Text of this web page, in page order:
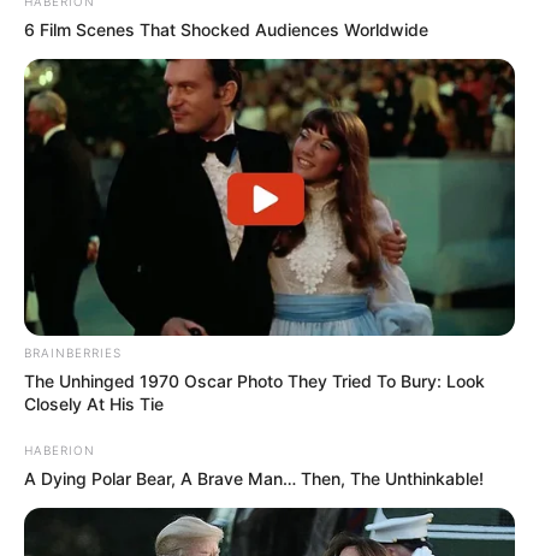
6 Film Scenes That Shocked Audiences Worldwide
BRAINBERRIES
The Unhinged 1970 Oscar Photo They Tried To Bury: Look
Closely At His Tie
HABERION
A Dying Polar Bear, A Brave Man… Then, The Unthinkable!